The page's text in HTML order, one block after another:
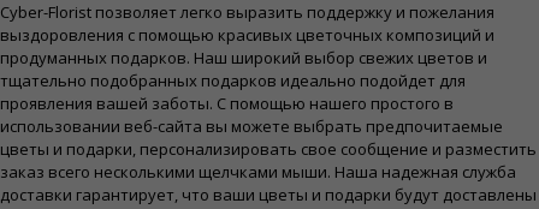
Cyber-Florist позволяет легко выразить поддержку и пожелания
выздоровления с помощью красивых цветочных композиций и
продуманных подарков. Наш широкий выбор свежих цветов и
тщательно подобранных подарков идеально подойдет для
проявления вашей заботы. С помощью нашего простого в
использовании веб-сайта вы можете выбрать предпочитаемые
цветы и подарки, персонализировать свое сообщение и разместить
заказ всего несколькими щелчками мыши. Наша надежная служба
доставки гарантирует, что ваши цветы и подарки будут доставлены